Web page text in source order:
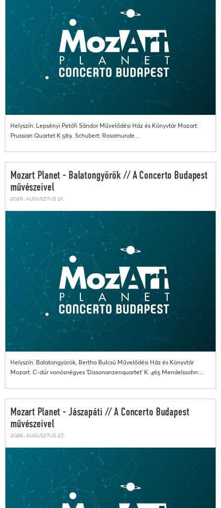
Helyszín: Lepsényi Petőfi Sándor Művelődési Ház és Könyvtár Mozart:
Prussian Quartet K.589. Schubert: Rosamunde...
Mozart Planet - Balatongyörök // A Concerto Budapest
művészeivel
2026. augusztus 21.
Helyszín: Balatongyörök, Bertha Bulcsú Művelődési Ház és Könyvtár
Mozart: C-dúr vonósnégyes 'Dissonanzenquartet' K. 465 Mendelssohn:...
Mozart Planet - Jászapáti // A Concerto Budapest
művészeivel
2026. augusztus 27.